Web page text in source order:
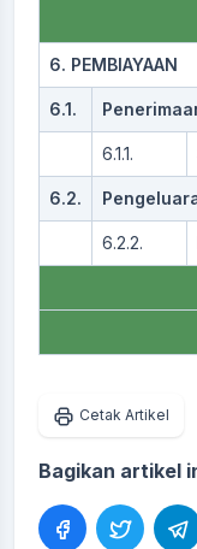
6. PEMBIAYAAN
6.1.
6.1.1.
6.2.
6.2.2.
Cetak Artikel
Bagikan artikel